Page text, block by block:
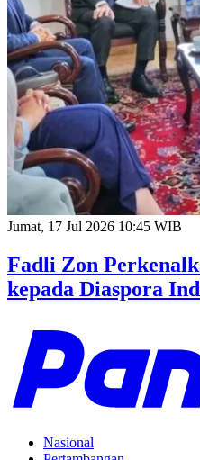
Jumat, 17 Jul 2026 10:45 WIB
Fadli Zon
kepada Diaspora
Nasional